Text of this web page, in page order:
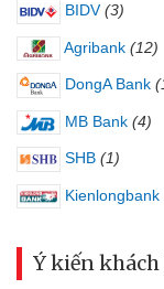
BIDV (3)
Agribank (12)
DongA Bank
MB Bank (4)
SHB (1)
Kienlongbank
Ý kiến